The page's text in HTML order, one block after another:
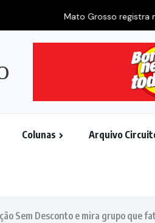
Mato Grosso registra mais de 17
Colunas Arquivo
Sem Desconto e mira grupo que